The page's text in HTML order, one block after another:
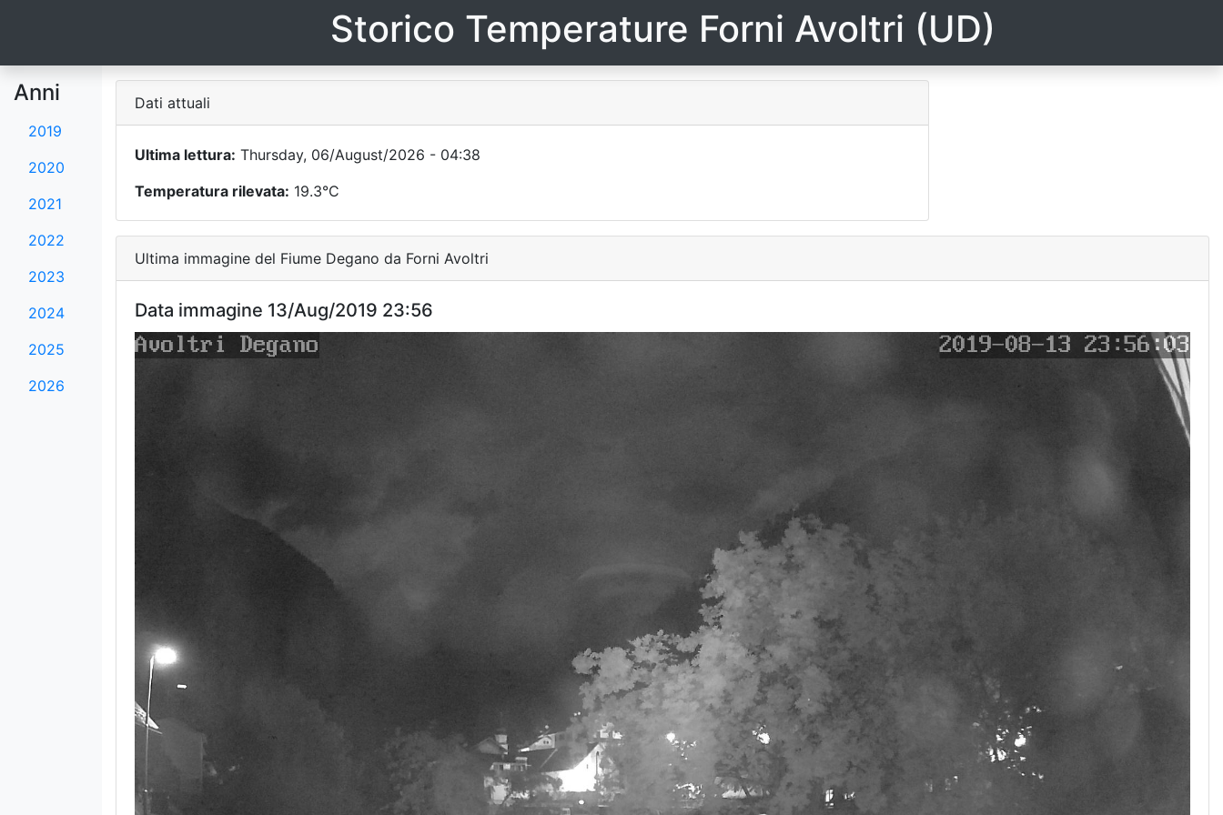
Storico Temperature Forni Avoltri (UD)
Anni
2019
2020
2021
2022
2023
2024
2025
2026
Dati attuali
Ultima lettura: Thursday, 06/August/2026 - 04:38
Temperatura rilevata: 19.3°C
Ultima immagine del Fiume Degano da Forni Avoltri
Data immagine 13/Aug/2019 23:56